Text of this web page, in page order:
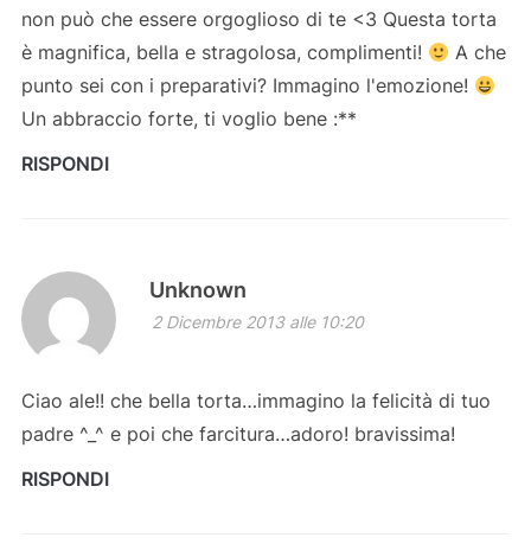
non può che essere orgoglioso di te <3 Questa torta
è magnifica, bella e stragolosa, complimenti!
A che
punto sei con i preparativi? Immagino l'emozione!
Un abbraccio forte, ti voglio bene :**
RISPONDI
Unknown
2 Dicembre 2013 alle 10:20
Ciao ale!! che bella torta…immagino la felicità di tuo
padre ^_^ e poi che farcitura…adoro! bravissima!
RISPONDI